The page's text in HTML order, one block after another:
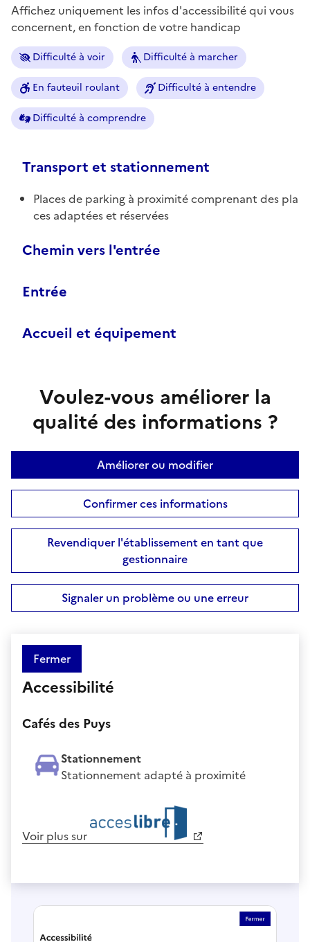
Affichez uniquement les infos d'accessibilité qui vous
concernent, en fonction de votre handicap
Difficulté à voir Difficulté à marcher
En fauteuil roulant Difficulté à entendre
Difficulté à comprendre
Transport et stationnement
Places de parking à proximité comprenant des pla
ces adaptées et réservées
Chemin vers l'entrée
Entrée
Accueil et équipement
Voulez-vous améliorer la
qualité des informations ?
Améliorer ou modifier
Confirmer ces informations
Revendiquer l'établissement en tant que
gestionnaire
Signaler un problème ou une erreur
Fermer
Accessibilité
Cafés des Puys
Stationnement
Stationnement adapté à proximité
Voir plus sur